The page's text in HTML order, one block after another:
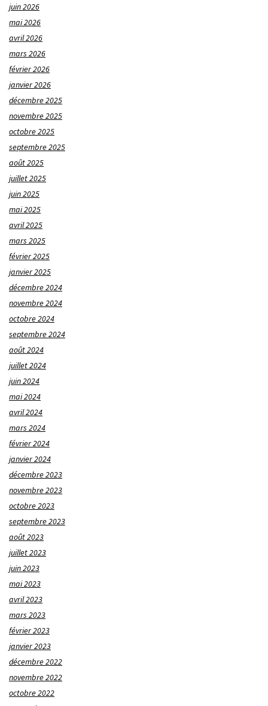
juin 2026
mai 2026
avril 2026
mars 2026
février 2026
janvier 2026
décembre 2025
novembre 2025
octobre 2025
septembre 2025
août 2025
juillet 2025
juin 2025
mai 2025
avril 2025
mars 2025
février 2025
janvier 2025
décembre 2024
novembre 2024
octobre 2024
septembre 2024
août 2024
juillet 2024
juin 2024
mai 2024
avril 2024
mars 2024
février 2024
janvier 2024
décembre 2023
novembre 2023
octobre 2023
septembre 2023
août 2023
juillet 2023
juin 2023
mai 2023
avril 2023
mars 2023
février 2023
janvier 2023
décembre 2022
novembre 2022
octobre 2022